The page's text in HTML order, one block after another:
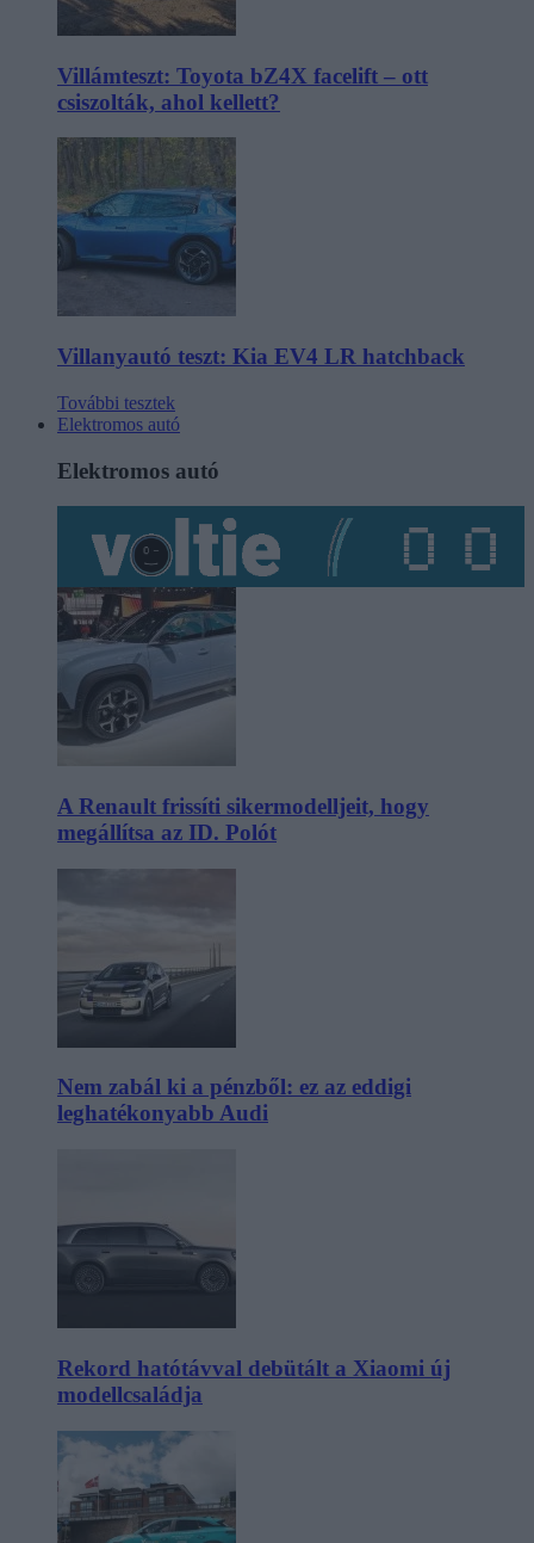
Villámteszt: Toyota bZ4X facelift – ott
csiszolták, ahol kellett?
Villanyautó teszt: Kia EV4 LR hatchback
További tesztek
Elektromos autó
Elektromos autó
A Renault frissíti sikermodelljeit, hogy
megállítsa az ID. Polót
Nem zabál ki a pénzből: ez az eddigi
leghatékonyabb Audi
Rekord hatótávval debütált a Xiaomi új
modellcsaládja